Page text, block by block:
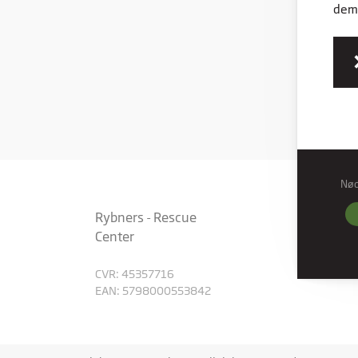
Rybners - Rescue
Center
CVR: 45357716
EAN: 5798000553842